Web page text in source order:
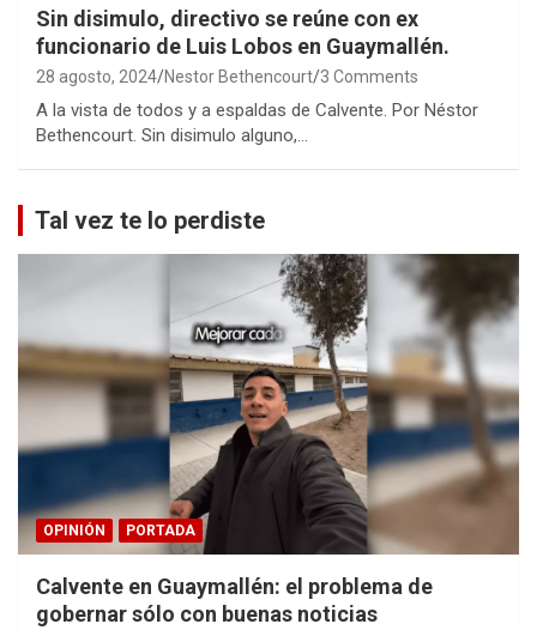
Sin disimulo, directivo se reúne con ex
funcionario de Luis Lobos en Guaymallén.
28 agosto, 2024 Nestor Bethencourt 3 Comments
A la vista de todos y a espaldas de Calvente. Por Néstor
Bethencourt. Sin disimulo alguno,…
Tal vez te lo perdiste
OPINIÓN PORTADA
Calvente en Guaymallén: el problema de
gobernar sólo con buenas noticias